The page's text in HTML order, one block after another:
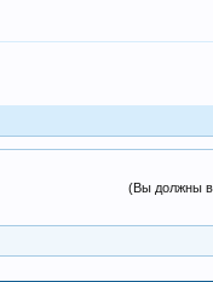
(Вы должны